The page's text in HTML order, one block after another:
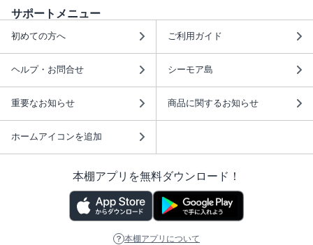
サポートメニュー
初めての方へ ご利用ガイド
ヘルプ・お問合せ シーモア島
重要なお知らせ 商品に関するお知らせ
ホームアイコンを追加
本棚アプリを無料ダウンロード！
本棚アプリについて